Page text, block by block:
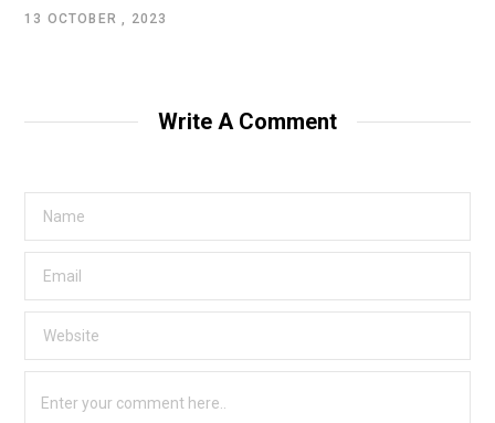
13 OCTOBER , 2023
Write A Comment